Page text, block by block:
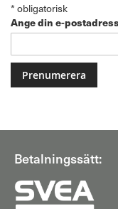
* obligatorisk
Ange din e-postadress
Betalningssätt: